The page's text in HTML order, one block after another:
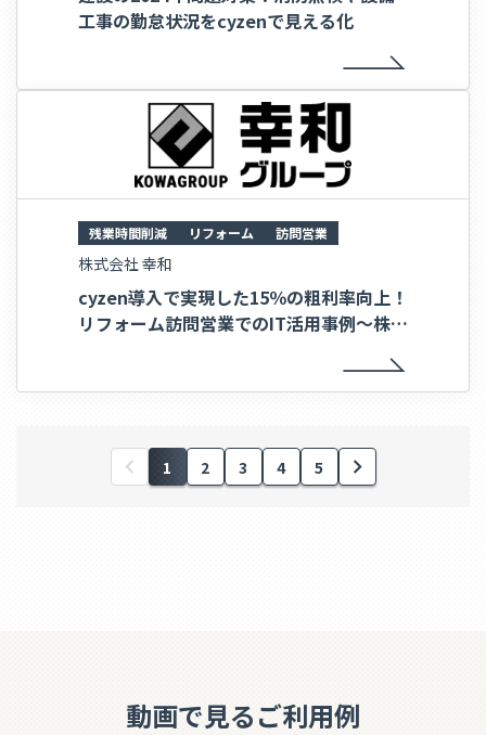
工事の勤怠状況をcyzenで見える化
残業時間削減 リフォーム 訪問営業
株式会社 幸和
cyzen導入で実現した15％の粗利率向上！
リフォーム訪問営業でのIT活用事例～株式
1 2 3 4 5
動画で見るご利用例